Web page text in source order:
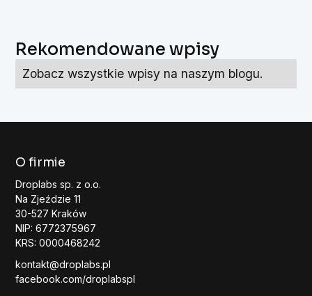
Rekomendowane wpisy
Zobacz wszystkie wpisy na naszym blogu.
O firmie
Droplabs sp. z o.o.
Na Zjeździe 11
30-527 Kraków
NIP: 6772375967
KRS: 0000468242
kontakt@droplabs.pl
facebook.com/droplabspl